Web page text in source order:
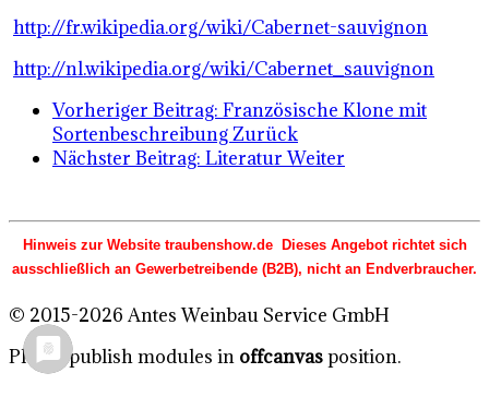
http://fr.wikipedia.org/wiki/Cabernet-sauvignon
http://nl.wikipedia.org/wiki/Cabernet_sauvignon
Vorheriger Beitrag: Französische Klone mit
SortenbeschreibungZurück
Nächster Beitrag: LiteraturWeiter
Hinweis zur Website traubenshow.de Dieses Angebot richtet sich
ausschließlich an Gewerbetreibende (B2B), nicht an Endverbraucher.
© 2015-2026 Antes Weinbau Service GmbH
Please publish modules in offcanvasposition.